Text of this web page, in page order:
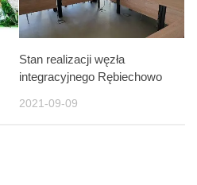
Stan realizacji węzła
integracyjnego Rębiechowo
2021-09-09